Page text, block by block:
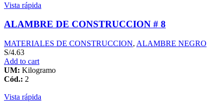
Vista rápida
ALAMBRE DE CONSTRUCCION # 8
MATERIALES DE CONSTRUCCION, ALAMBRE NEGRO
S/4.63
Add to cart
UM: Kilogramo
Cód.: 2
Vista rápida